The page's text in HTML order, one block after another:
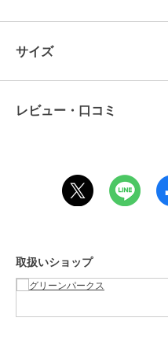
える場合がございます。※お使
が違って見える場合がございます
ブランド
／マウン
性別タイプ
レディース
カラー
素材
表生地 ﾎ゜
サイズ
レビュー・口コミ
取扱いショップ